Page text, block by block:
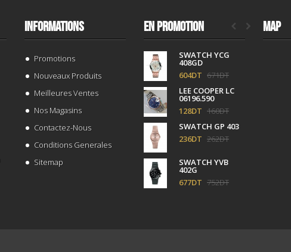
INFORMATIONS
Promotions
Nouveaux Produits
Meilleures Ventes
Nos Magasins
Contactez-Nous
Conditions Generales
Sitemap
EN PROMOTION
SWATCH YCG
408GD
604DT 671DT
LEE COOPER LC
06196.590
128DT 160DT
SWATCH GP 403
236DT 262DT
SWATCH YVB
402G
677DT 752DT
MAP